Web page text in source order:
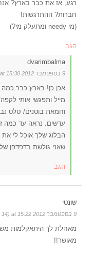
רגע, אז את כבר בארץ?
חברות? ההתרגשות!
(מי needy ומתעלק מי?)
הגב
dvarimbalma
9 בספטמבר 2012 at 15:30 (14 שנים ago)
אכן כן! בארץ כבר כמה
מייל ותפגשי אותי
וחמאת בוטנים/ סלט
עדשים. נראה עד כמה
הבלוג שלך אוכל לי
שאני גולשת בדפדפן
הגב
שונטי
9 בספטמבר 2012 at 15:22 (14 שנים ago)
מאחלת לך היתאקלמות
מאושר!!